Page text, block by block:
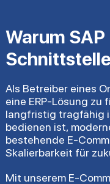
Warum
Als Betreiber eines
eine ERP-Lösung
langfristig tragfähig
bedienen ist,
bestehende E-
Skalierbarkeit für
Mit unserem E-